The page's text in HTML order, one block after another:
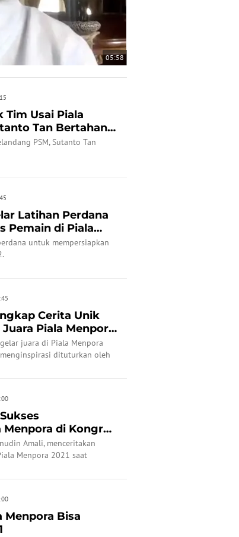
05:58
Tim Usai Piala
Tan Bertahan
PSM, Sutanto Tan
Latihan Perdana
Pemain di Piala
untuk mempersiapkan
Cerita Unik
Piala Menpora
juara di Piala Menpora
dituturkan oleh
di Kongres
Amali, menceritakan
Menpora 2021 saat
Menpora Bisa